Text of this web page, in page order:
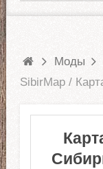
Моды
SibirMap /